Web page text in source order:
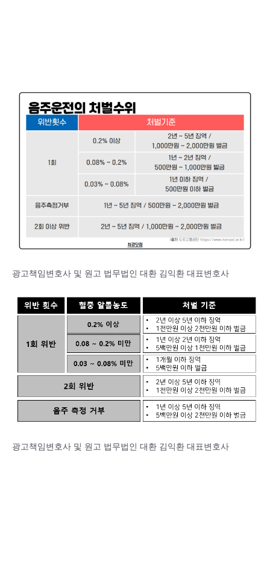
광고책임변호사 및 원고 법무법인 대환 김익환 대표변호사
광고책임변호사 및 원고 법무법인 대환 김익환 대표변호사